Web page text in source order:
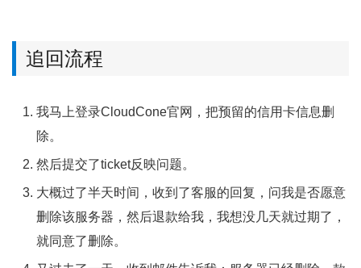
追回流程
我马上登录CloudCone官网，把预留的信用卡信息删
除。
然后提交了ticket反映问题。
大概过了半天时间，收到了客服的回复，问我是否愿意
删除该服务器，然后退款给我，我想没几天就过期了，
就同意了删除。